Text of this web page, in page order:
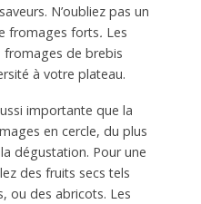
N’oubliez pas un
fromages forts. Les
fromages de brebis
à votre plateau.
importante que la
en cercle, du plus
dégustation. Pour une
des fruits secs tels
ou des abricots. Les